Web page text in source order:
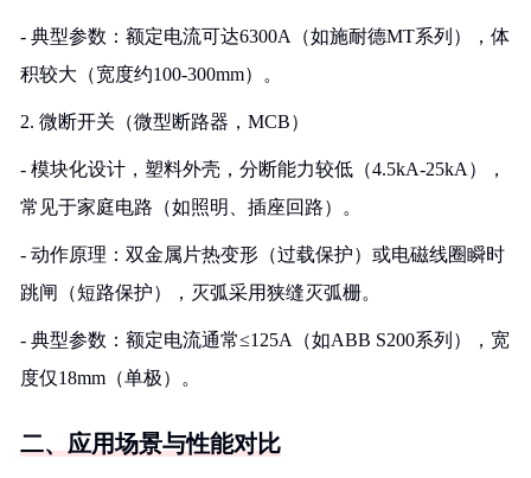
- 典型参数：额定电流可达6300A（如施耐德MT系列），体
积较大（宽度约100-300mm）。
2. 微断开关（微型断路器，MCB）
- 模块化设计，塑料外壳，分断能力较低（4.5kA-25kA），
常见于家庭电路（如照明、插座回路）。
- 动作原理：双金属片热变形（过载保护）或电磁线圈瞬时
跳闸（短路保护），灭弧采用狭缝灭弧栅。
- 典型参数：额定电流通常≤125A（如ABB S200系列），宽
度仅18mm（单极）。
二、应用场景与性能对比